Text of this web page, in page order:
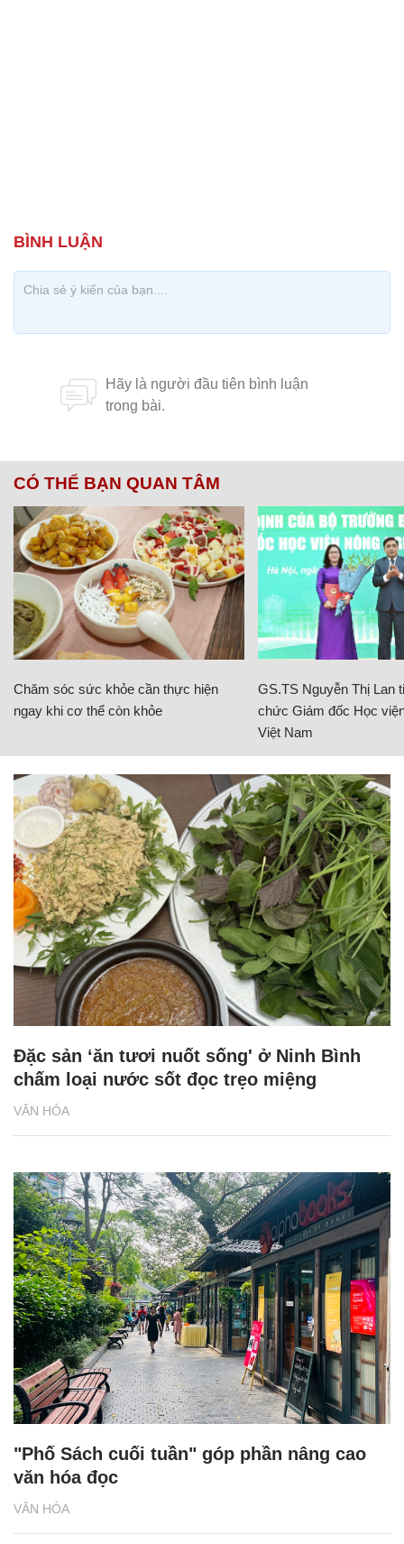
CÓ THỂ BẠN QUAN TÂM
Chăm sóc sức khỏe cần thực hiện
ngay khi cơ thể còn khỏe
GS.TS Nguyễn Thị Lan
chức Giám đốc Học
Việt Nam
VĂN HÓA
Đặc sản ‘ăn tươi nuốt sống' ở Ninh Bình
chấm loại nước sốt đọc trẹo miệng
VĂN HÓA
"Phố Sách cuối tuần" góp phần nâng cao
văn hóa đọc